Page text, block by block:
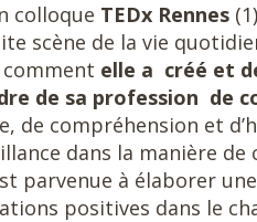
colloque TEDx Rennes
scène de la vie
elle a créé et
de sa profession de
de compréhension et
dans la manière
parvenue à élaborer
positives dans le